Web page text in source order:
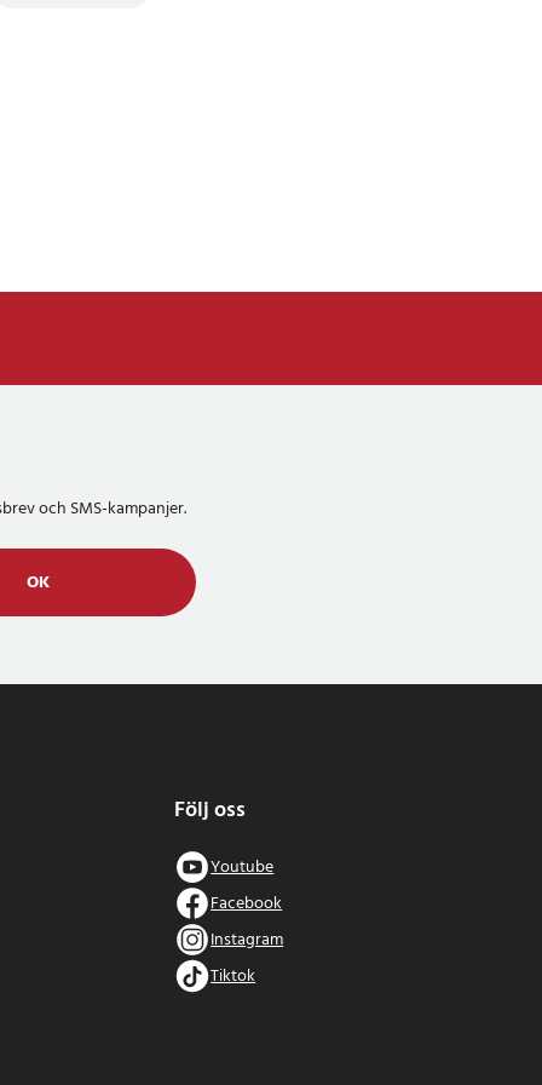
och SMS-kampanjer.
OK
Följ oss
Youtube
Facebook
Instagram
Tiktok